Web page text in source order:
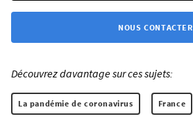
NOUS CONTACTER
Découvrez davantage sur ces sujets:
La pandémie de coronavirus France